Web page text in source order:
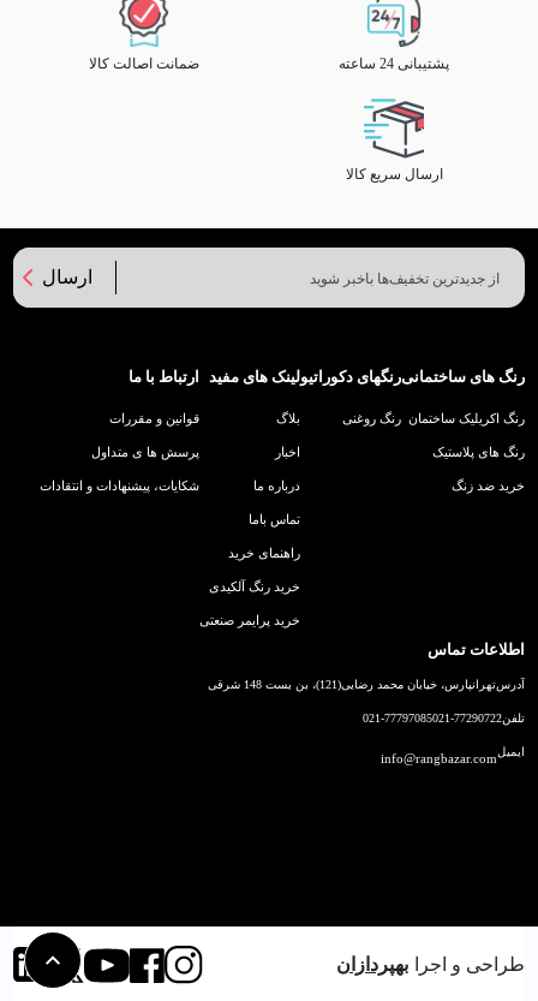
پشتیبانی 24 ساعته ضمانت اصالت کالا
ارسال سریع کالا
ارسال
رنگ های ساختمانی
رنگ اکریلیک ساختمان
رنگ های پلاستیک
خرید ضد زنگ
رنگهای دکوراتیو
رنگ روغنی
لینک های مفید
بلاگ
اخبار
درباره ما
تماس باما
راهنمای خرید
خرید رنگ آلکیدی
خرید پرایمر صنعتی
ارتباط با ما
قوانین و مقررات
پرسش ها ی متداول
شکایات، پیشنهادات و انتقادات
اطلاعات تماس
آدرستهرانپارس، خیابان محمد رضایی(121)، بن بست 148 شرقی
تلفن021-77290722
021-77797085
ایمیلinfo@rangbazar.com
طراحی و اجرا بهپردازان